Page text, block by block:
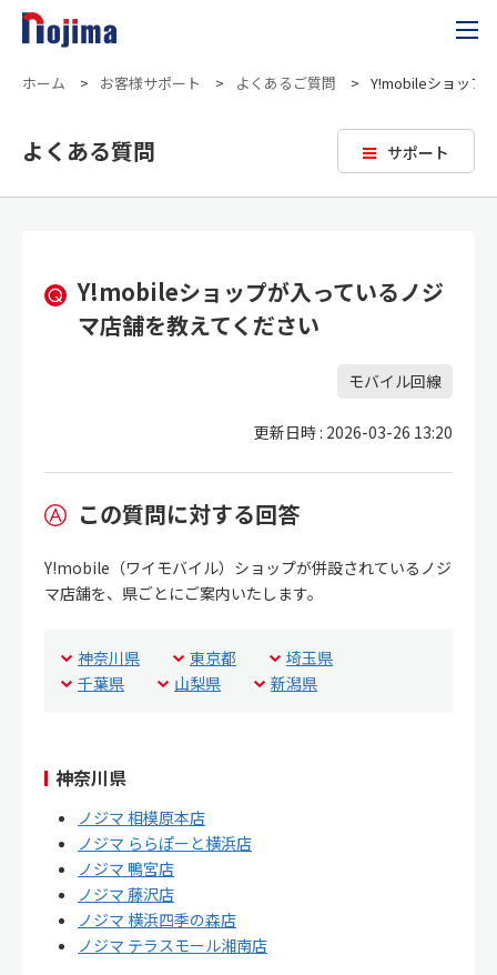
ホーム > お客様サポート > よくあるご質問 > Y!mobileショップ
サポート
よくある質問
Y!mobileショップが入っているノジ
マ店舗を教えてください
モバイル回線
更新日時 : 2026-03-26 13:20
この質問に対する回答
Y!mobile（ワイモバイル）ショップが併設されているノジ
マ店舗を、県ごとにご案内いたします。
神奈川県 東京都
埼玉県
千葉県
山梨県 新潟県
神奈川県
ノジマ 相模原本店
ノジマ ららぽーと横浜店
ノジマ 鴨宮店
ノジマ 藤沢店
ノジマ 横浜四季の森店
ノジマ テラスモール湘南店